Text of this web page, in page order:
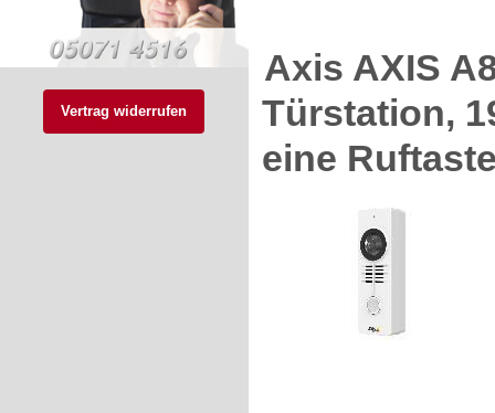
Vertrag widerrufen
Axis AXIS
Türstation,
eine